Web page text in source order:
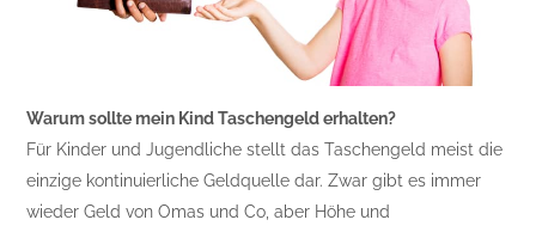
Warum sollte mein Kind Taschengeld erhalten?
Für Kinder und Jugendliche stellt das Taschengeld meist die
einzige kontinuierliche Geldquelle dar. Zwar gibt es immer
wieder Geld von Omas und Co, aber Höhe und